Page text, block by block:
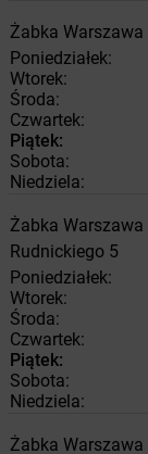
Żabka Warszawa
Poniedziałek:
Wtorek:
Środa:
Czwartek:
Piątek:
Sobota:
Niedziela:
Żabka Warszawa
Rudnickiego 5
Poniedziałek:
Wtorek:
Środa:
Czwartek:
Piątek:
Sobota:
Niedziela:
Żabka Warszawa